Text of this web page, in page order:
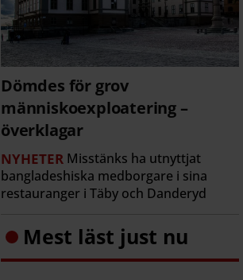
Dömdes för grov
människoexploatering –
överklagar
NYHETER Misstänks ha utnyttjat
bangladeshiska medborgare i sina
restauranger i Täby och Danderyd
Mest läst just nu